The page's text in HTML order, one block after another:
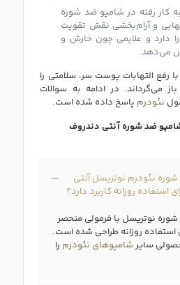
کار رفته در شامپو ضد شوره
و آرام‌بخشی نقش تقویت
را دارد و علایمی چون خارش و
می‌دهد.
رفع التهابات پوست سر، سلامتی را
می‌گرداند. در ادامه به سوالات
نئودرم پاسخ داده شده است.
ضد شوره آنتی دندروف
نئودرم نوتریسل آنتی
استفاده روزانه کاربرد دارد؟
نوتریسل با فرمولی منحصر
استفاده روزانه طراحی شده است.
سایر شامپوهای نئودرم را